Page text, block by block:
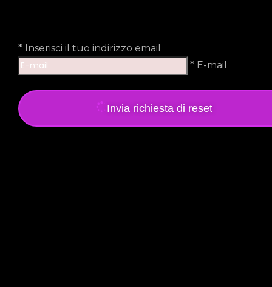
* Inserisci il tuo indirizzo email
* E-mail
Invia richiesta di reset